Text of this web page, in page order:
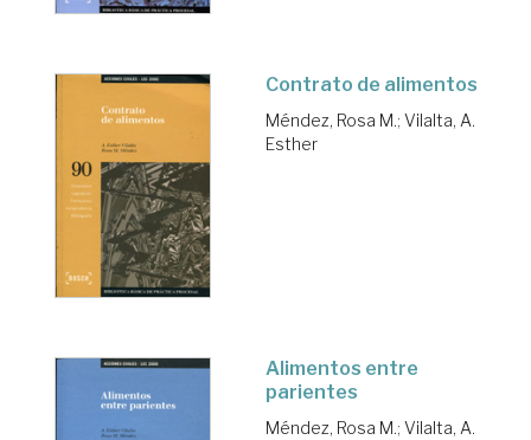
Contrato de alimentos
Méndez, Rosa M.; Vilalta, A.
Esther
Alimentos entre
parientes
Méndez, Rosa M.; Vilalta, A.